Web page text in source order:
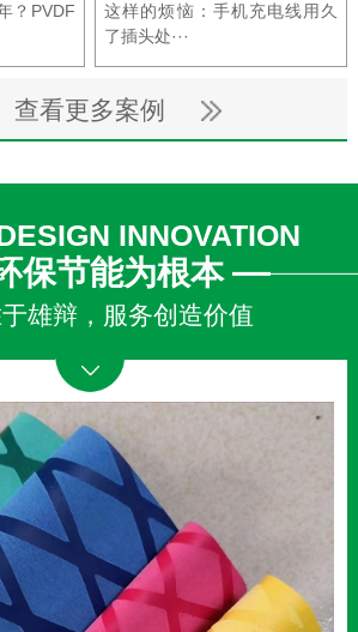
？PVDF
这样的烦恼：手机充电线用久
了插头处···
查看更多案例
INNOVATION
保节能为根本
雄辩，服务创造价值